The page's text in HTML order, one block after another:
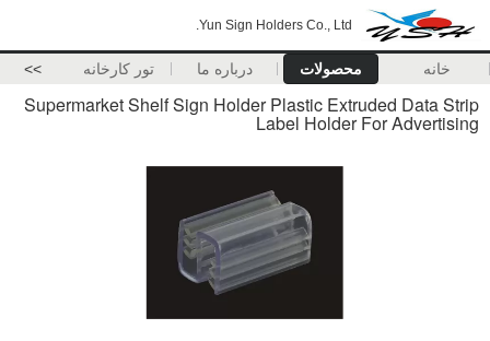
Yun Sign Holders Co., Ltd.
خانه محصولات درباره ما تور کارخانه >>
Supermarket Shelf Sign Holder Plastic Extruded Data Strip
Label Holder For Advertising